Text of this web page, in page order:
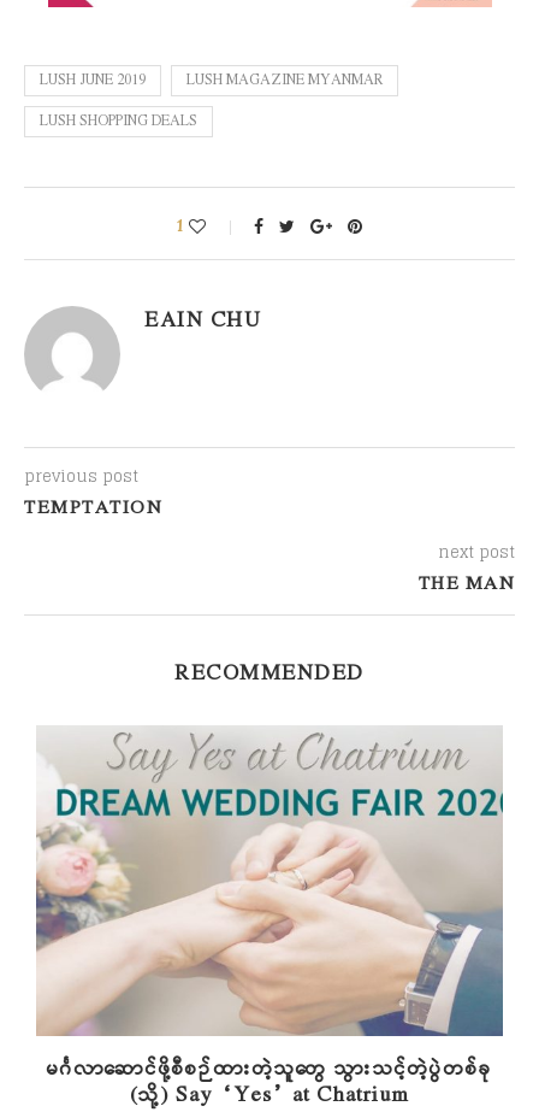
LUSH JUNE 2019 LUSH MAGAZINE MYANMAR
LUSH SHOPPING DEALS
1
EAIN CHU
previous post
TEMPTATION
next post
THE MAN
RECOMMENDED
မင်္ဂလာဆောင်ဖို့စီစဉ်ထားတဲ့သူတွေ သွားသင့်တဲ့ပွဲတစ်ခု
(သို့) Say “Yes” at Chatrium